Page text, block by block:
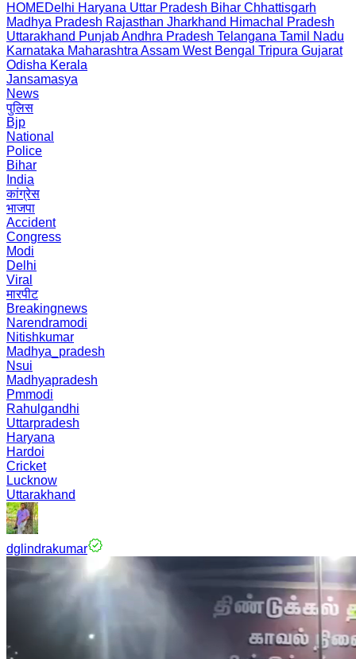
HOMEDelhi Haryana Uttar Pradesh Bihar Chhattisgarh
Madhya Pradesh Rajasthan Jharkhand Himachal Pradesh
Uttarakhand PunjabAndhra Pradesh Telangana Tamil Nadu
Karnataka Maharashtra Assam West Bengal Tripura Gujarat
Odisha Kerala
Jansamasya
News
पुलिस
Bjp
National
Police
Bihar
India
कांग्रेस
भाजपा
Accident
Congress
Modi
Delhi
Viral
मारपीट
Breakingnews
Narendramodi
Nitishkumar
Madhya_pradesh
Nsui
Madhyapradesh
Pmmodi
Rahulgandhi
Uttarpradesh
Haryana
Hardoi
Cricket
Lucknow
Uttarakhand
dglindrakumar